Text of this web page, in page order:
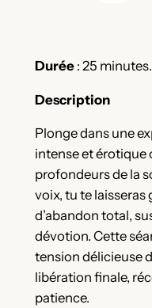
Durée: 25 minutes.
Description
Plonge dans une
intense et érotique
profondeurs de la
voix, tu te
d’abandon total,
dévotion. Cette
tension délicieuse
libération finale,
patience.